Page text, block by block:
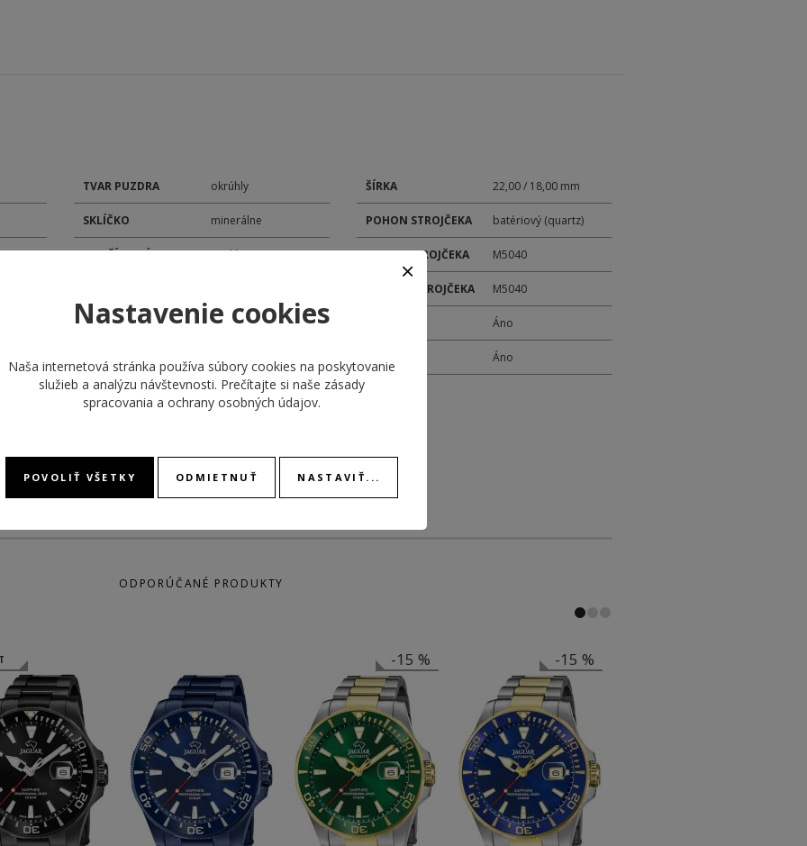
TVAR PUZDRA okrúhly
SKLÍČKO minerálne
TYP ČÍSELNÍKA analóg
ROZMER PUZDRA 42 mm
REMIENKA
remienok kožený
FARBA strieborná, čierna
ŠÍRKA 22,00 / 18,00 mm
POHON STROJČEKA batériový (quartz)
MODEL STROJČEKA M5040
KALIBER STROJČEKA M5040
Áno
Áno
ODPORÚČANÉ PRODUKTY
-15 % -15 %
Nastavenie cookies
Naša internetová stránka používa súbory cookies na poskytovanie
služieb a analýzu návštevnosti. Prečítajte si naše zásady
spracovania a ochrany osobných údajov.
POVOLIŤ VŠETKY ODMIETNUŤ NASTAVIŤ...